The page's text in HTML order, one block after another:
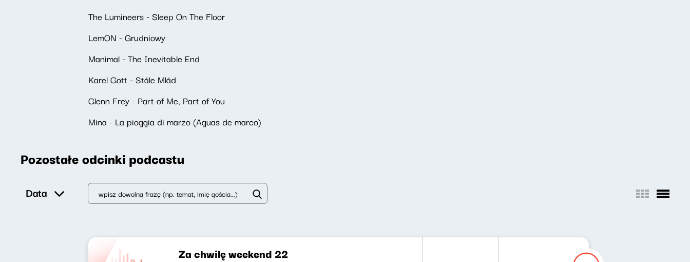
The Lumineers - Sleep On The Floor
LemON - Grudniowy
Manimal - The Inevitable End
Karel Gott - Stále Mlád
Glenn Frey - Part of Me, Part of You
Mina - La pioggia di marzo (Aguas de marco)
Pozostałe odcinki podcastu
Data
Za chwilę weekend 22